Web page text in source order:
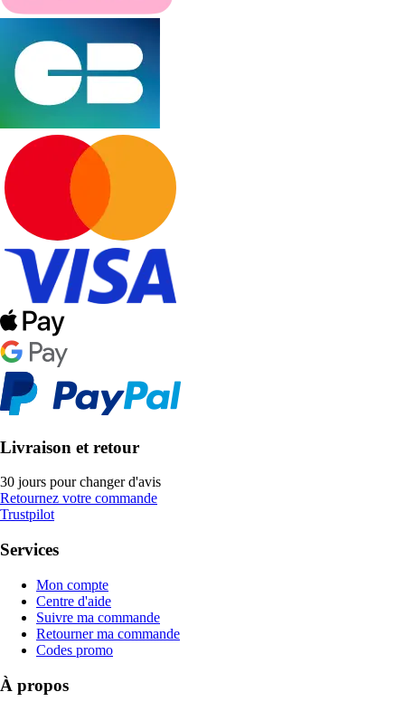
Livraison et retour
30 jours pour changer d'avis
Retournez votre commande
Trustpilot
Services
Mon compte
Centre d'aide
Suivre ma commande
Retourner ma commande
Codes promo
À propos